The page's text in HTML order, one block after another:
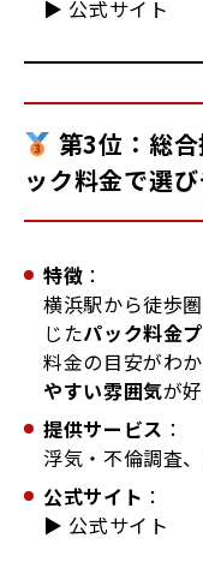
▶ 公式サイト
第3位：総
ック料金で選び
特徴 ：
横浜駅から徒歩
じたパック料金
料金の目安がわ
やすい雰囲気が
提供サービス ：
浮気・不倫調査
公式サイト ：
▶ 公式サイト